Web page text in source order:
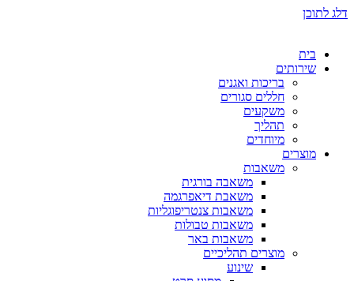
דלג לתוכן
בית
שירותים
בריכות ואגנים
חללים סגורים
משקעים
תהליך
מיוחדים
מוצרים
משאבות
משאבה בורגית
משאבת דיאפרגמה
משאבות צנטריפוגליות
משאבות טבולות
משאבות באר
מוצרים תהליכיים
שינוע